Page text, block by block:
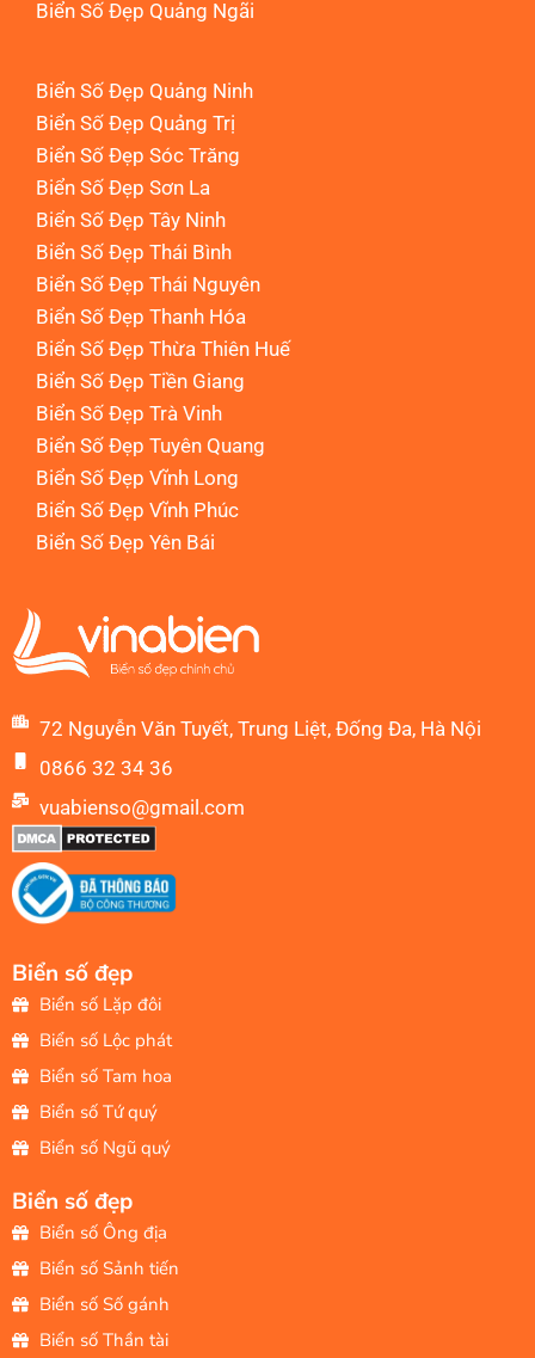
Biển Số Đẹp Quảng Ngãi
Biển Số Đẹp Quảng Ninh
Biển Số Đẹp Quảng Trị
Biển Số Đẹp Sóc Trăng
Biển Số Đẹp Sơn La
Biển Số Đẹp Tây Ninh
Biển Số Đẹp Thái Bình
Biển Số Đẹp Thái Nguyên
Biển Số Đẹp Thanh Hóa
Biển Số Đẹp Thừa Thiên Huế
Biển Số Đẹp Tiền Giang
Biển Số Đẹp Trà Vinh
Biển Số Đẹp Tuyên Quang
Biển Số Đẹp Vĩnh Long
Biển Số Đẹp Vĩnh Phúc
Biển Số Đẹp Yên Bái
72 Nguyễn Văn Tuyết, Trung Liệt, Đống Đa, Hà Nội
0866 32 34 36
vuabienso@gmail.com
Biển số đẹp
Biển số Lặp đôi
Biển số Lộc phát
Biển số Tam hoa
Biển số Tứ quý
Biển số Ngũ quý
Biển số đẹp
Biển số Ông địa
Biển số Sảnh tiến
Biển số Số gánh
Biển số Thần tài